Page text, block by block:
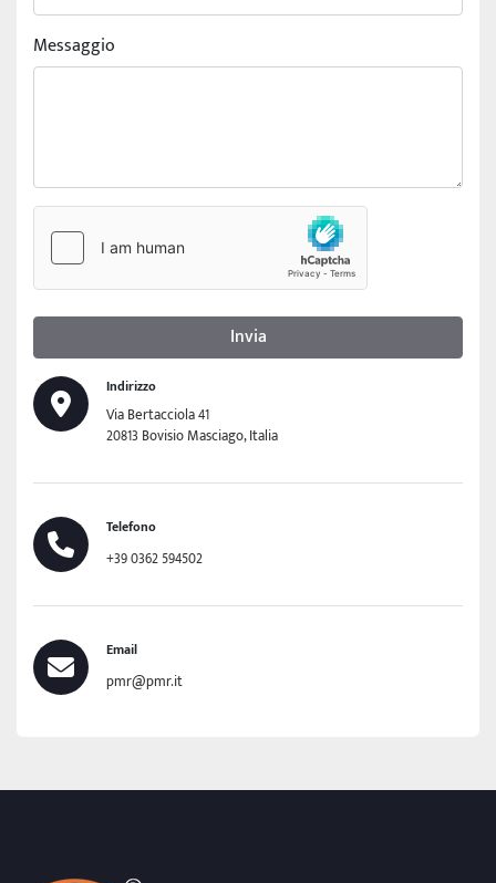
Messaggio
Invia
Indirizzo
Via Bertacciola 41
20813 Bovisio Masciago, Italia
Telefono
+39 0362 594502
Email
pmr@pmr.it